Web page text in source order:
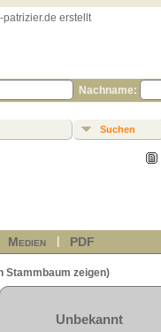
erstellt
Nachname:
Suchen
Medien PDF
Stammbaum zeigen)
Unbekannt